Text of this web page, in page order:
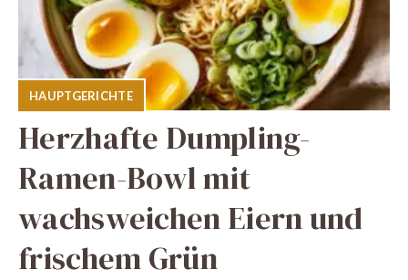
HAUPTGERICHTE
Herzhafte Dumpling-
Ramen-Bowl mit
wachsweichen Eiern und
frischem Grün